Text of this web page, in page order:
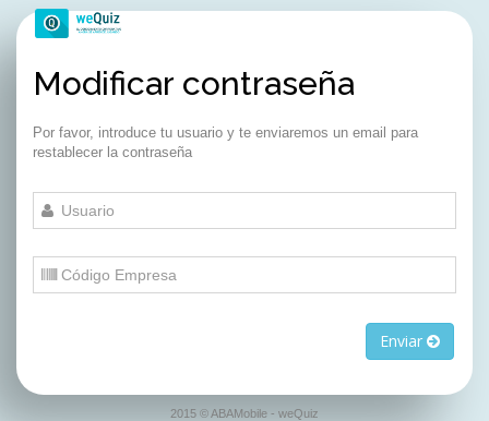
Modificar contraseña
Por favor, introduce tu usuario y te enviaremos un email para
restablecer la contraseña
Enviar
2015 © ABAMobile - weQuiz